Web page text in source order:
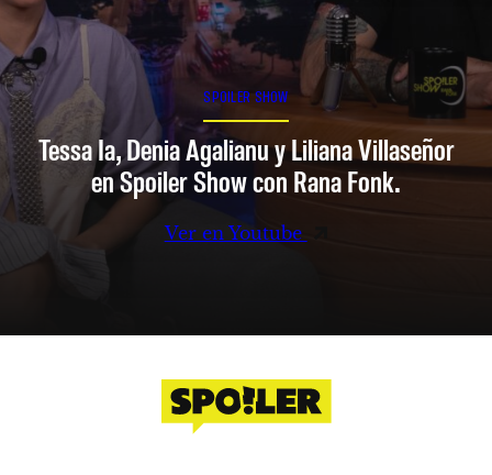
SPOILER SHOW
Tessa Ia, Denia Agalianu y Liliana Villaseñor
en Spoiler Show con Rana Fonk.
Ver en Youtube